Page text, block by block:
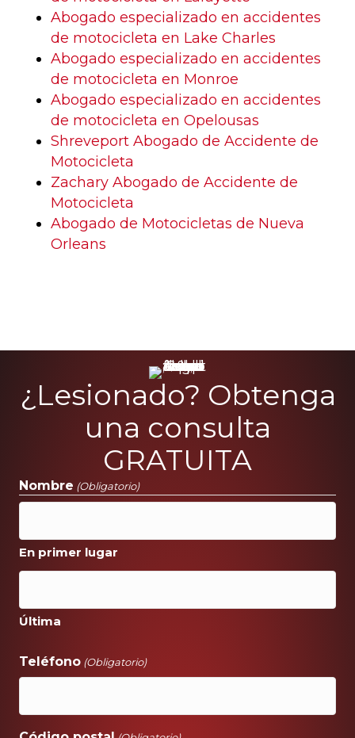
Abogado especializado en accidentes
de motocicleta en Lake Charles
Abogado especializado en accidentes
de motocicleta en Monroe
Abogado especializado en accidentes
de motocicleta en Opelousas
Shreveport Abogado de Accidente de
Motocicleta
Zachary Abogado de Accidente de
Motocicleta
Abogado de Motocicletas de Nueva
Orleans
¿Lesionado? Obtenga
una consulta
GRATUITA
Nombre (Obligatorio)
En primer lugar
Última
Teléfono (Obligatorio)